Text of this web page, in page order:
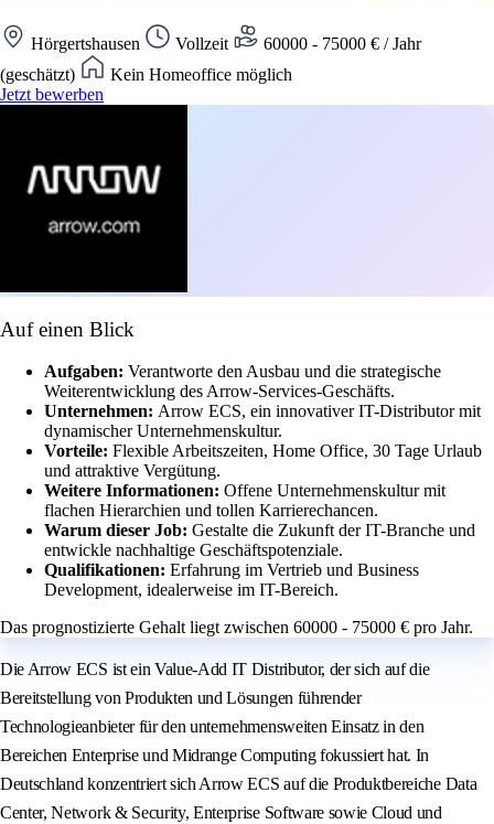
Hörgertshausen Vollzeit
60000 - 75000 € / Jahr
(geschätzt)
Kein Homeoffice möglich
Jetzt bewerben
Auf einen Blick
Aufgaben: Verantworte den Ausbau und die strategische
Weiterentwicklung des Arrow-Services-Geschäfts.
Unternehmen: Arrow ECS, ein innovativer IT-Distributor mit
dynamischer Unternehmenskultur.
Vorteile: Flexible Arbeitszeiten, Home Office, 30 Tage Urlaub
und attraktive Vergütung.
Weitere Informationen: Offene Unternehmenskultur mit
flachen Hierarchien und tollen Karrierechancen.
Warum dieser Job: Gestalte die Zukunft der IT-Branche und
entwickle nachhaltige Geschäftspotenziale.
Qualifikationen: Erfahrung im Vertrieb und Business
Development, idealerweise im IT-Bereich.
Das prognostizierte Gehalt liegt zwischen 60000 - 75000 € pro Jahr.
Die Arrow ECS ist ein Value-Add IT Distributor, der sich auf die
Bereitstellung von Produkten und Lösungen führender
Technologieanbieter für den unternehmensweiten Einsatz in den
Bereichen Enterprise und Midrange Computing fokussiert hat. In
Deutschland konzentriert sich Arrow ECS auf die Produktbereiche Data
Center, Network & Security, Enterprise Software sowie Cloud und